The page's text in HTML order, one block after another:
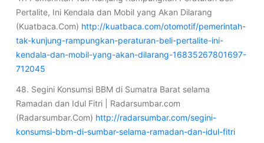
Pertalite, Ini Kendala dan Mobil yang Akan Dilarang
(Kuatbaca.Com) http://kuatbaca.com/otomotif/pemerintah-
tak-kunjung-rampungkan-peraturan-beli-pertalite-ini-
kendala-dan-mobil-yang-akan-dilarang-16835267801697-
712045
48. Segini Konsumsi BBM di Sumatra Barat selama
Ramadan dan Idul Fitri | Radarsumbar.com
(Radarsumbar.Com) http://radarsumbar.com/segini-
konsumsi-bbm-di-sumbar-selama-ramadan-dan-idul-fitri